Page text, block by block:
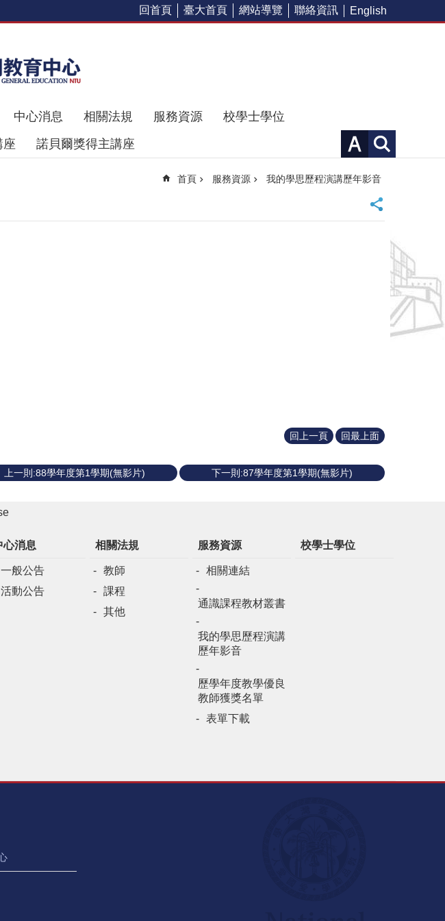
回首頁 臺大首頁 網站導覽 聯絡資訊 English
中心消息 相關法規 服務資源
校學士學位
座 諾貝爾獎得主講座
首頁 服務資源 我的學思歷程演講歷年影音
回上一頁 回最上面
上一則:88學年度第1學期(無影片) 下一則:87學年度第1學期(無影片)
心消息
一般公告
活動公告
相關法規
教師
課程
其他
服務資源
相關連結
通識課程教材叢書
我的學思歷程演講
歷年影音
歷學年度教學優良
教師獲獎名單
表單下載
校學士學位